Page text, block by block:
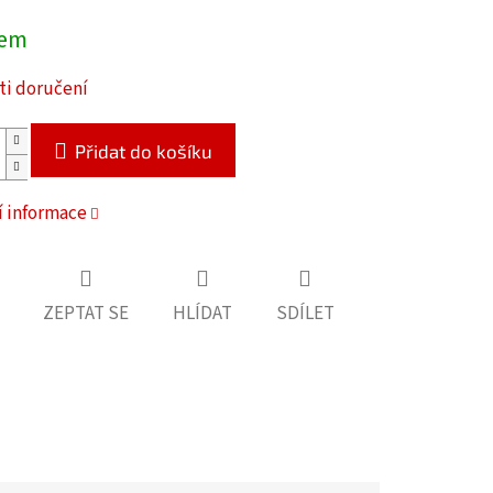
doručení
Přidat do košíku
ZEPTAT SE HLÍDAT SDÍLET